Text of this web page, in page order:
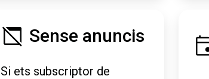
Sense anuncis
Si ets subscriptor de